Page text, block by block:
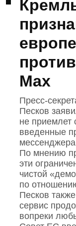
Max
Песков
не приемлет
введенные
мессенджера
По мнению
эти
чистой
по
Песков
сервис
вопреки